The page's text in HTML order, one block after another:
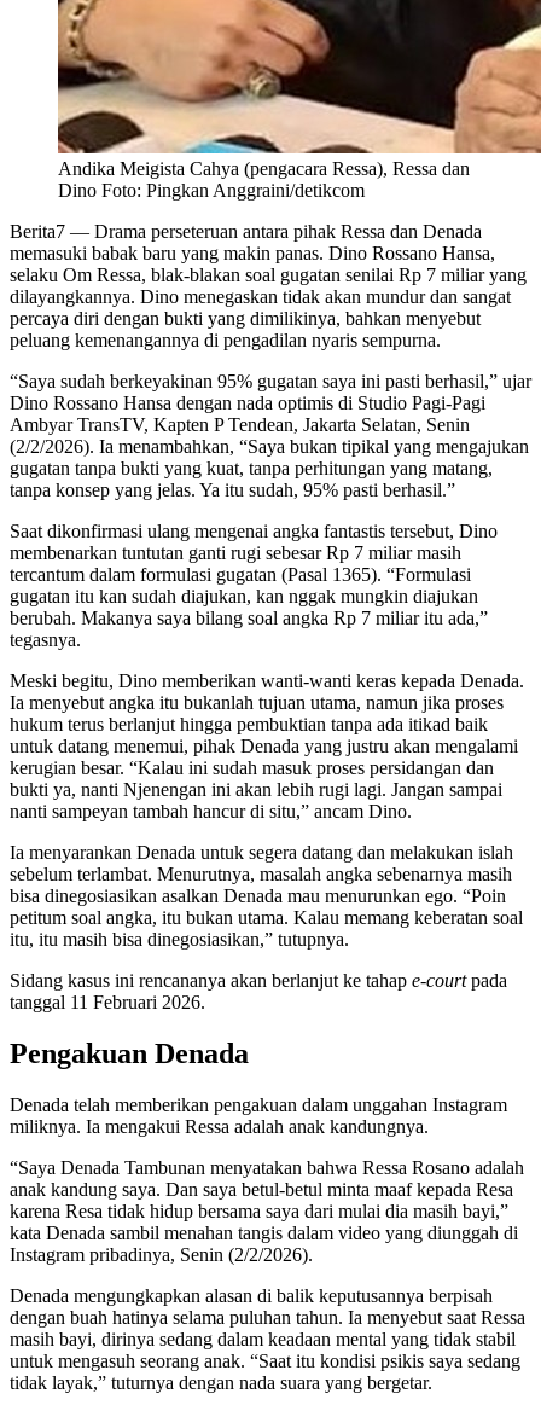
Andika Meigista Cahya (pengacara Ressa), Ressa dan
Dino Foto: Pingkan Anggraini/detikcom
Berita7 — Drama perseteruan antara pihak Ressa dan Denada
memasuki babak baru yang makin panas. Dino Rossano Hansa,
selaku Om Ressa, blak-blakan soal gugatan senilai Rp 7 miliar yang
dilayangkannya. Dino menegaskan tidak akan mundur dan sangat
percaya diri dengan bukti yang dimilikinya, bahkan menyebut
peluang kemenangannya di pengadilan nyaris sempurna.
“Saya sudah berkeyakinan 95% gugatan saya ini pasti berhasil,” ujar
Dino Rossano Hansa dengan nada optimis di Studio Pagi-Pagi
Ambyar TransTV, Kapten P Tendean, Jakarta Selatan, Senin
(2/2/2026). Ia menambahkan, “Saya bukan tipikal yang mengajukan
gugatan tanpa bukti yang kuat, tanpa perhitungan yang matang,
tanpa konsep yang jelas. Ya itu sudah, 95% pasti berhasil.”
Saat dikonfirmasi ulang mengenai angka fantastis tersebut, Dino
membenarkan tuntutan ganti rugi sebesar Rp 7 miliar masih
tercantum dalam formulasi gugatan (Pasal 1365). “Formulasi
gugatan itu kan sudah diajukan, kan nggak mungkin diajukan
berubah. Makanya saya bilang soal angka Rp 7 miliar itu ada,”
tegasnya.
Meski begitu, Dino memberikan wanti-wanti keras kepada Denada.
Ia menyebut angka itu bukanlah tujuan utama, namun jika proses
hukum terus berlanjut hingga pembuktian tanpa ada itikad baik
untuk datang menemui, pihak Denada yang justru akan mengalami
kerugian besar. “Kalau ini sudah masuk proses persidangan dan
bukti ya, nanti Njenengan ini akan lebih rugi lagi. Jangan sampai
nanti sampeyan tambah hancur di situ,” ancam Dino.
Ia menyarankan Denada untuk segera datang dan melakukan islah
sebelum terlambat. Menurutnya, masalah angka sebenarnya masih
bisa dinegosiasikan asalkan Denada mau menurunkan ego. “Poin
petitum soal angka, itu bukan utama. Kalau memang keberatan soal
itu, itu masih bisa dinegosiasikan,” tutupnya.
Sidang kasus ini rencananya akan berlanjut ke tahap e-courtpada
tanggal 11 Februari 2026.
Pengakuan Denada
Denada telah memberikan pengakuan dalam unggahan Instagram
miliknya. Ia mengakui Ressa adalah anak kandungnya.
“Saya Denada Tambunan menyatakan bahwa Ressa Rosano adalah
anak kandung saya. Dan saya betul-betul minta maaf kepada Resa
karena Resa tidak hidup bersama saya dari mulai dia masih bayi,”
kata Denada sambil menahan tangis dalam video yang diunggah di
Instagram pribadinya, Senin (2/2/2026).
Denada mengungkapkan alasan di balik keputusannya berpisah
dengan buah hatinya selama puluhan tahun. Ia menyebut saat Ressa
masih bayi, dirinya sedang dalam keadaan mental yang tidak stabil
untuk mengasuh seorang anak. “Saat itu kondisi psikis saya sedang
tidak layak,” tuturnya dengan nada suara yang bergetar.